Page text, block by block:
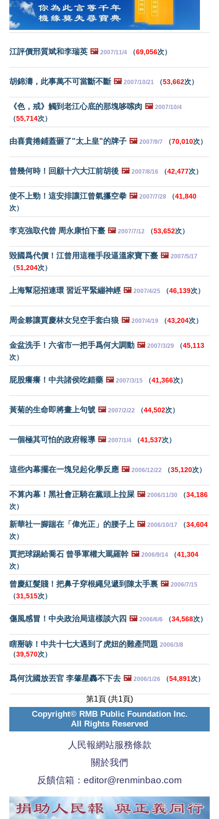
江評價邢質斌和李瑞英 🖼️ 2007/11/4 （69,056次）
胡錦濤，此事萬不可當斷不斷 🖼️ 2007/10/21 （53,662次）
《色，戒》觸到老江心底的那塊哆嗦肉 🖼️ 2007/10/4
（55,714次）
由喜貴捲鋪蓋砸了"太上皇"的牌子 🖼️ 2007/9/7 （70,010次）
曾幾何時！回顧十六大江前胡後 🖼️ 2007/8/16 （42,477次）
使不上勁！這安排讓江曾氣攥空拳 🖼️ 2007/7/28 （41,840
次）
李克強取代曾 周永康怕下臺 🖼️ 2007/7/12 （53,652次）
毀國爲代價！江曾用這種手段逼溫家寶下臺 🖼️ 2007/5/17
（51,204次）
上海幫惡招連環 習近平緊繃神經 🖼️ 2007/4/25 （46,139次）
周金夥讓賈慶林女兒空手套白狼 🖼️ 2007/4/19 （43,204次）
金盆洗手！六省市一把手爲何大調動 🖼️ 2007/3/29 （45,113
次）
屁股癢癢！中共諸侯吃錯藥 🖼️ 2007/3/15 （41,366次）
黃菊的生命即將畫上句號 🖼️ 2007/2/22 （44,502次）
一個極其可怕的政府報導 🖼️ 2007/1/4 （41,537次）
這些內幕擺在一塊兒起化學反應 🖼️ 2006/12/22 （35,120次）
不算內幕！黑社會正騎在黨頭上拉屎 🖼️ 2006/11/30 （34,186
次）
新華社一腳踹在「偉光正」的腰子上 🖼️ 2006/10/17 （34,604
次）
賈把球踢給喬石 曾爭軍權大罵羅幹 🖼️ 2006/9/14 （41,304
次）
曾慶紅髮賤！把鼻子穿根繩兒遞到陳太手裏 🖼️ 2006/7/15
（31,515次）
傷風感冒！中央政治局這樣談六四 🖼️ 2006/6/6 （34,568次）
瞎掰哧！中共十七大遇到了虎妞的難產問題 2006/3/8
（39,570次）
爲何沈國放丟官 李肇星轟不下去 🖼️ 2006/1/26 （54,891次）
第1頁 (共1頁)
Copyright© RMB Public Foundation Inc.
All Rights Reserved
人民報網站服務條款
關於我們
反饋信箱： editor@renminbao.com